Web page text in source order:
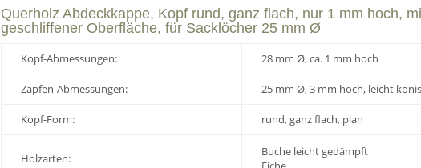
Querholz Abdeckkappe, Kopf rund, ganz flach, nur 1 mm hoch,
geschliffener Oberfläche, für Sacklöcher 25 mm Ø
Kopf-Abmessungen: 28 mm Ø, ca. 1 mm hoch
Zapfen-Abmessungen: 25 mm Ø, 3 mm hoch, leicht
Kopf-Form: rund, ganz flach, plan
Holzarten:
Buche leicht gedämpft